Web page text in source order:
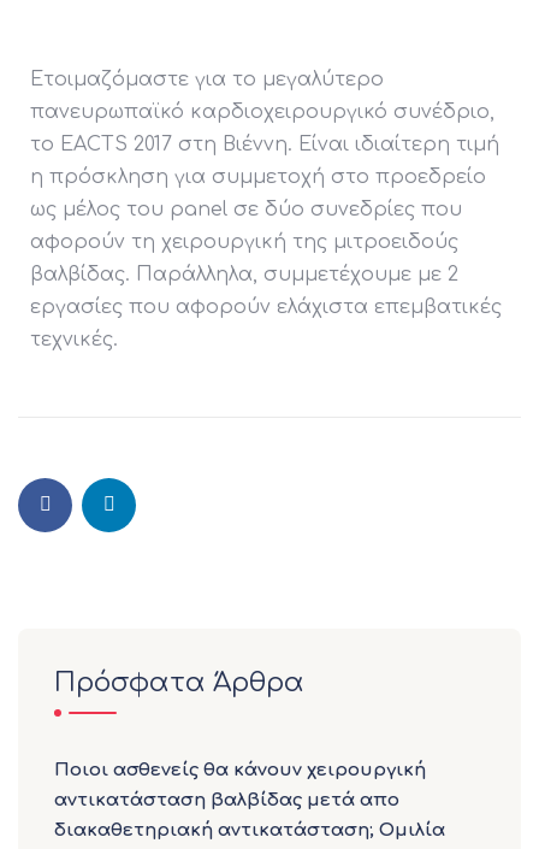
Ετοιμαζόμαστε για το μεγαλύτερο
πανευρωπαϊκό καρδιοχειρουργικό συνέδριο,
το EACTS 2017 στη Βιέννη. Είναι ιδιαίτερη τιμή
η πρόσκληση για συμμετοχή στο προεδρείο
ως μέλος του panel σε δύο συνεδρίες που
αφορούν τη χειρουργική της μιτροειδούς
βαλβίδας. Παράλληλα, συμμετέχουμε με 2
εργασίες που αφορούν ελάχιστα επεμβατικές
τεχνικές.
Πρόσφατα Άρθρα
Ποιοι ασθενείς θα κάνουν χειρουργική
αντικατάσταση βαλβίδας μετά απο
διακαθετηριακή αντικατάσταση; Ομιλία